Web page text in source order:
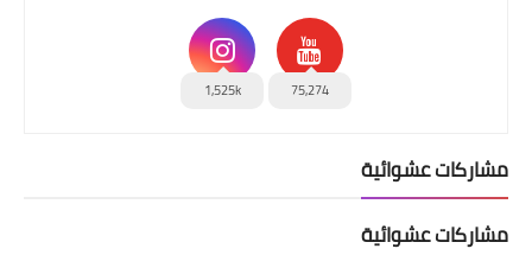
75,274
1,525k
مشاركات عشوائية
مشاركات عشوائية